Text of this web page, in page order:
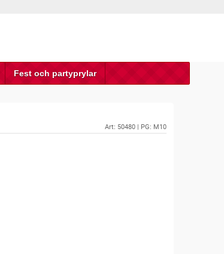
Fest och partyprylar
Art: 50480 | PG: M10